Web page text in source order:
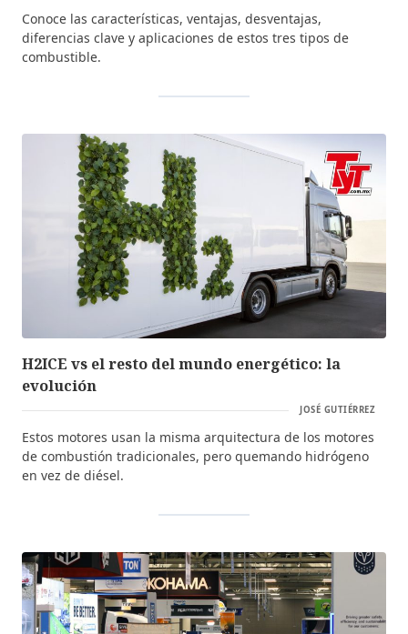
Conoce las características, ventajas, desventajas,
diferencias clave y aplicaciones de estos tres tipos de
combustible.
H2ICE vs el resto del mundo energético: la
evolución
JOSÉ GUTIÉRREZ
Estos motores usan la misma arquitectura de los motores
de combustión tradicionales, pero quemando hidrógeno
en vez de diésel.